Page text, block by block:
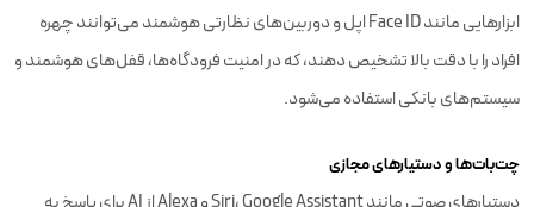
ابزارهایی مانند Face ID اپل و دوربین‌های نظارتی هوشمند می‌توانند چهره
افراد را با دقت بالا تشخیص دهند، که در امنیت فرودگاه‌ها، قفل‌های هوشمند و
سیستم‌های بانکی استفاده می‌شود.
چت‌بات‌ها و دستیارهای مجازی